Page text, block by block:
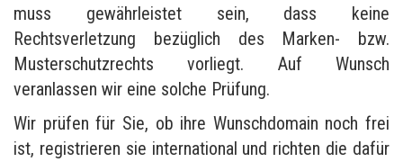
muss gewährleistet sein, dass keine
Rechtsverletzung bezüglich des Marken- bzw.
Musterschutzrechts vorliegt. Auf Wunsch
veranlassen wir eine solche Prüfung.
Wir prüfen für Sie, ob ihre Wunschdomain noch frei
ist, registrieren sie international und richten die dafür